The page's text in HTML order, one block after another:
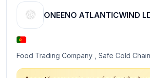
ONEENO ATLANTICWIND
Food Trading Company , Safe Cold